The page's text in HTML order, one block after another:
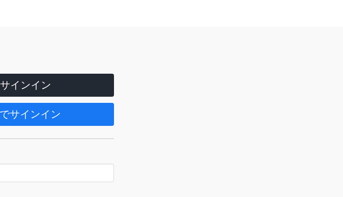
インイン
サインイン